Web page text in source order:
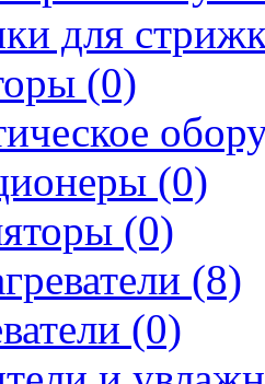
для
(0)
(0)
(0)
(8)
(0)